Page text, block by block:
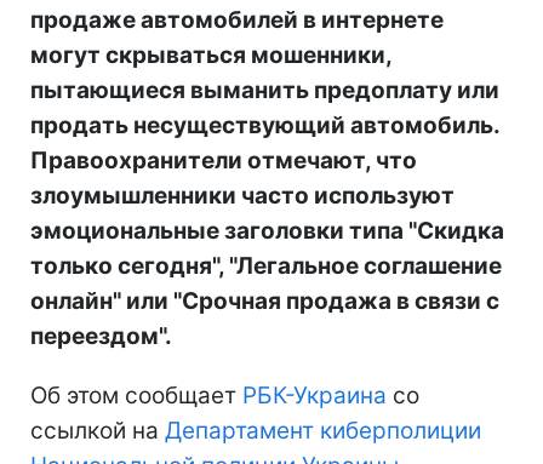
продаже автомобилей в интернете
могут скрываться мошенники,
пытающиеся выманить предоплату или
продать несуществующий автомобиль.
Правоохранители отмечают, что
злоумышленники часто используют
эмоциональные заголовки типа "Скидка
только сегодня", "Легальное соглашение
онлайн" или "Срочная продажа в связи с
переездом".
Об этом сообщает РБК-Украина со
ссылкой на Департамент киберполиции